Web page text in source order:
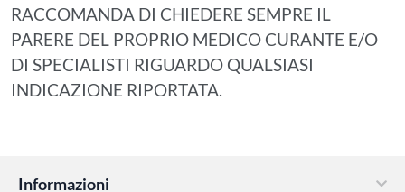
RACCOMANDA DI CHIEDERE SEMPRE IL
PARERE DEL PROPRIO MEDICO CURANTE E/O
DI SPECIALISTI RIGUARDO QUALSIASI
INDICAZIONE RIPORTATA.
Informazioni